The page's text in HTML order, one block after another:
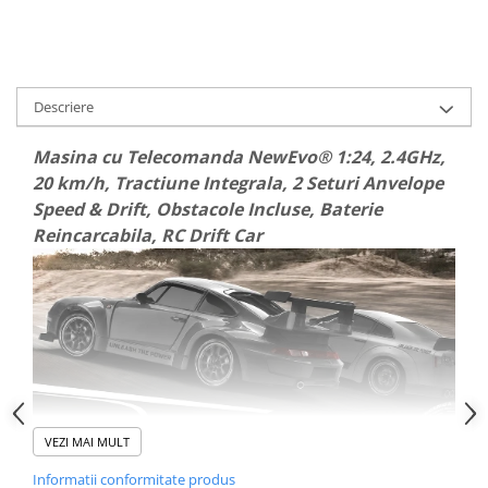
Descriere
Masina cu Telecomanda NewEvo® 1:24, 2.4GHz,
20 km/h, Tractiune Integrala, 2 Seturi Anvelope
Speed & Drift, Obstacole Incluse, Baterie
Reincarcabila, RC Drift Car
VEZI MAI MULT
Informatii conformitate produs